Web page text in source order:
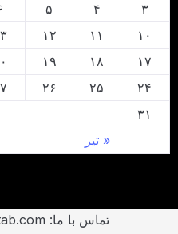
« تیر
۳
۴ ۵ ۶
۱۰
۱۱ ۱۲
۱۷
۱۸ ۱۹
۲۴
۲۵ ۲۶
۳۱
تماس با ما: contactus@paikaftab.com